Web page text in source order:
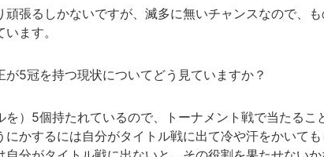
張るしかないですが、滅多に無いチャンスなので、も
ます。
5冠を持つ現状についてどう見ていますか？
）5個持たれているので、トーナメント戦で当たるこ
にかするには自分がタイトル戦に出て冷や汗をかいて